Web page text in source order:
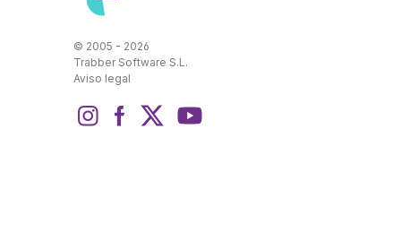
© 2005 - 2026
Trabber Software S.L.
Aviso legal